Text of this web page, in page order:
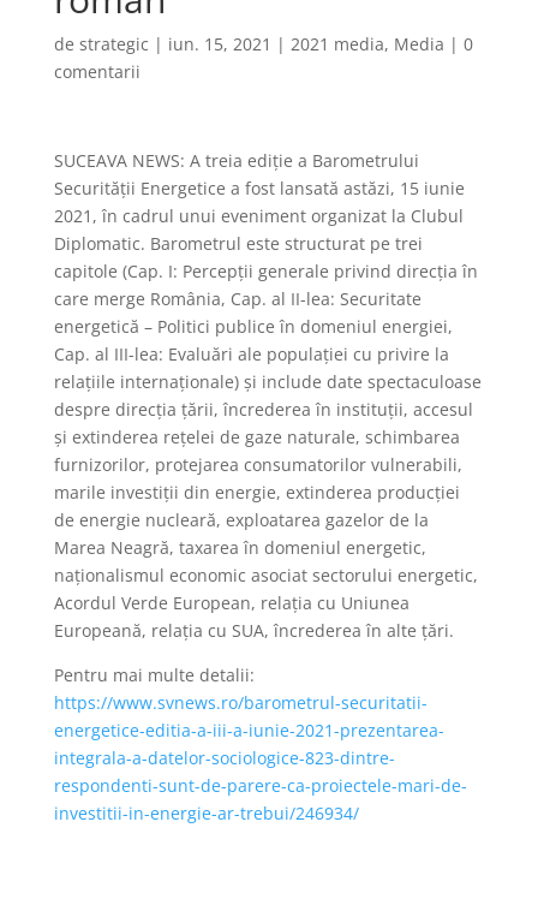
de strategic | iun. 15, 2021 | 2021 media, Media | 0
comentarii
SUCEAVA NEWS: A treia ediție a Barometrului
Securității Energetice a fost lansată astăzi, 15 iunie
2021, în cadrul unui eveniment organizat la Clubul
Diplomatic. Barometrul este structurat pe trei
capitole (Cap. I: Percepții generale privind direcția în
care merge România, Cap. al II-lea: Securitate
energetică – Politici publice în domeniul energiei,
Cap. al III-lea: Evaluări ale populației cu privire la
relațiile internaționale) și include date spectaculoase
despre direcția țării, încrederea în instituții, accesul
și extinderea rețelei de gaze naturale, schimbarea
furnizorilor, protejarea consumatorilor vulnerabili,
marile investiții din energie, extinderea producției
de energie nucleară, exploatarea gazelor de la
Marea Neagră, taxarea în domeniul energetic,
naționalismul economic asociat sectorului energetic,
Acordul Verde European, relația cu Uniunea
Europeană, relația cu SUA, încrederea în alte țări.
Pentru mai multe detalii:
https://www.svnews.ro/barometrul-securitatii-
energetice-editia-a-iii-a-iunie-2021-prezentarea-
integrala-a-datelor-sociologice-823-dintre-
respondenti-sunt-de-parere-ca-proiectele-mari-de-
investitii-in-energie-ar-trebui/246934/